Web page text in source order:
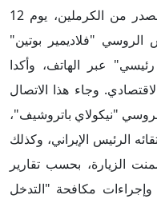
الدولتين، ولعل هذا ما أكده البيان الصدر من الكرملين، يوم 12
الروسي "فلاديمير بوتين"
عبر الهاتف، وأكدا
وجاء هذا الاتصال
"نيكولاي باتروشيف"،
الرئيس الإيراني، وكذلك
الزيارة، بحسب تقارير
وإجراءات مكافحة "التدخل